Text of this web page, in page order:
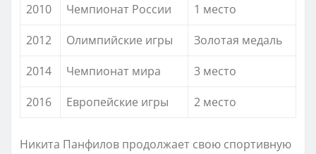
2010
Чемпионат России
1 место
2012
Олимпийские игры
Золотая медаль
2014
Чемпионат мира
3 место
2016
Европейские игры 2 место
Никита Панфилов продолжает свою спортивную